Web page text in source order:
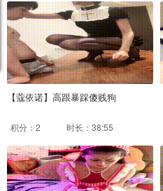
【蔻依诺】高跟暴踩傻贱狗
积分：2 时长：38:55